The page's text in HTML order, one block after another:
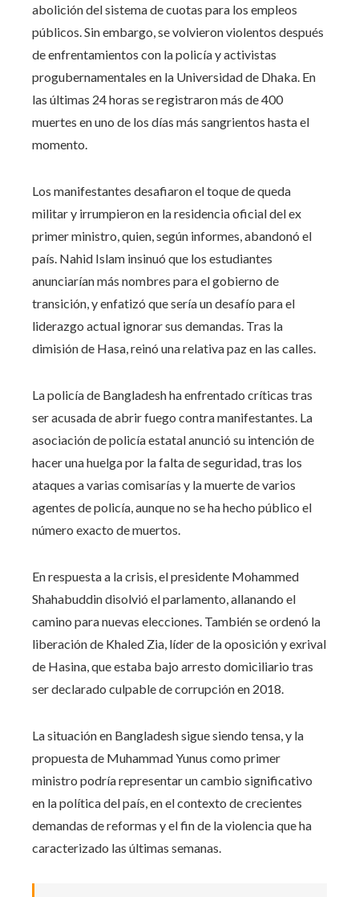
abolición del sistema de cuotas para los empleos
públicos. Sin embargo, se volvieron violentos después
de enfrentamientos con la policía y activistas
progubernamentales en la Universidad de Dhaka. En
las últimas 24 horas se registraron más de 400
muertes en uno de los días más sangrientos hasta el
momento.
Los manifestantes desafiaron el toque de queda
militar y irrumpieron en la residencia oficial del ex
primer ministro, quien, según informes, abandonó el
país. Nahid Islam insinuó que los estudiantes
anunciarían más nombres para el gobierno de
transición, y enfatizó que sería un desafío para el
liderazgo actual ignorar sus demandas. Tras la
dimisión de Hasa, reinó una relativa paz en las calles.
La policía de Bangladesh ha enfrentado críticas tras
ser acusada de abrir fuego contra manifestantes. La
asociación de policía estatal anunció su intención de
hacer una huelga por la falta de seguridad, tras los
ataques a varias comisarías y la muerte de varios
agentes de policía, aunque no se ha hecho público el
número exacto de muertos.
En respuesta a la crisis, el presidente Mohammed
Shahabuddin disolvió el parlamento, allanando el
camino para nuevas elecciones. También se ordenó la
liberación de Khaled Zia, líder de la oposición y exrival
de Hasina, que estaba bajo arresto domiciliario tras
ser declarado culpable de corrupción en 2018.
La situación en Bangladesh sigue siendo tensa, y la
propuesta de Muhammad Yunus como primer
ministro podría representar un cambio significativo
en la política del país, en el contexto de crecientes
demandas de reformas y el fin de la violencia que ha
caracterizado las últimas semanas.